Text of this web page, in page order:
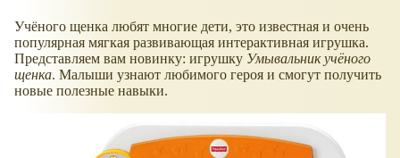
Учёного щенка любят многие дети, это известная и очень
популярная мягкая развивающая интерактивная игрушка.
Представляем вам новинку: игрушку Умывальник учёного
щенка. Малыши узнают любимого героя и смогут получить
новые полезные навыки.